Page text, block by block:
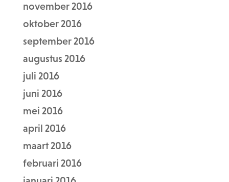
november 2016
oktober 2016
september 2016
augustus 2016
juli 2016
juni 2016
mei 2016
april 2016
maart 2016
februari 2016